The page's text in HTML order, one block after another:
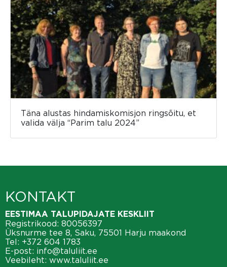
Täna alustas hindamiskomisjon ringsõitu, et
valida välja “Parim talu 2024”
KONTAKT
EESTIMAA TALUPIDAJATE KESKLIIT
Registrikood: 80056397
Üksnurme tee 8, Saku, 75501 Harju maakond
Tel: +372 604 1783
E-post: info@taluliit.ee
Veebileht: www.taluliit.ee